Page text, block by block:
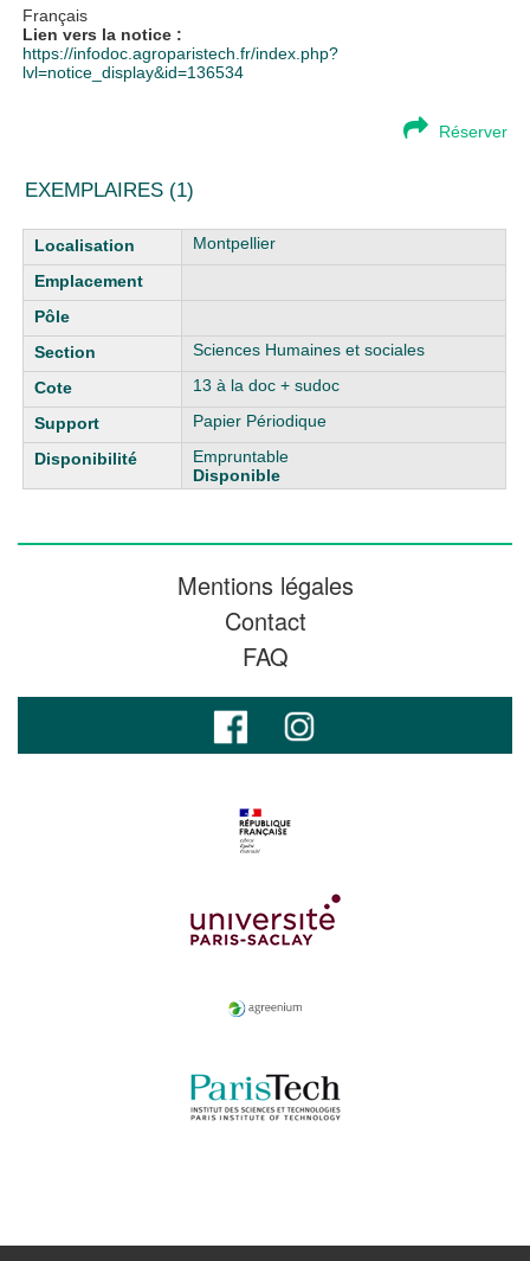
Français
Lien vers la notice :
https://infodoc.agroparistech.fr/index.php?
lvl=notice_display&id=136534
Réserver
EXEMPLAIRES (1)
Liste des exemplaires Montpellier
Sciences Humaines et sociales
13 à la doc + sudoc
Papier Périodique
Empruntable
Disponible
Mentions légales
Contact
FAQ